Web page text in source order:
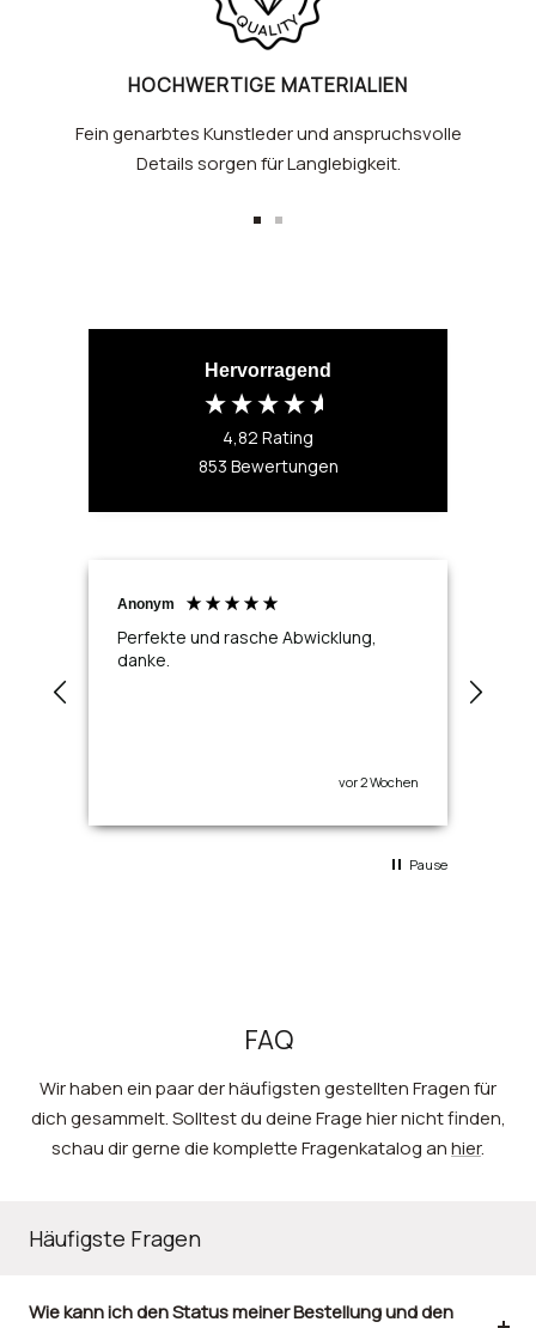
HOCHWERTIGE MATERIALIEN
Fein genarbtes Kunstleder und anspruchsvolle
Details sorgen für Langlebigkeit.
gehen
gehen
Hervorragend
4,82 Rating
853 Bewertungen
Anonym
Perfekte und rasche Abwicklung,
danke.
vor 2 Wochen
Pause
FAQ
Wir haben ein paar der häufigsten gestellten Fragen für
dich gesammelt. Solltest du deine Frage hier nicht finden,
schau dir gerne die komplette Fragenkatalog anhier.
Häufigste Fragen
Wie kann ich den Status meiner Bestellung und den